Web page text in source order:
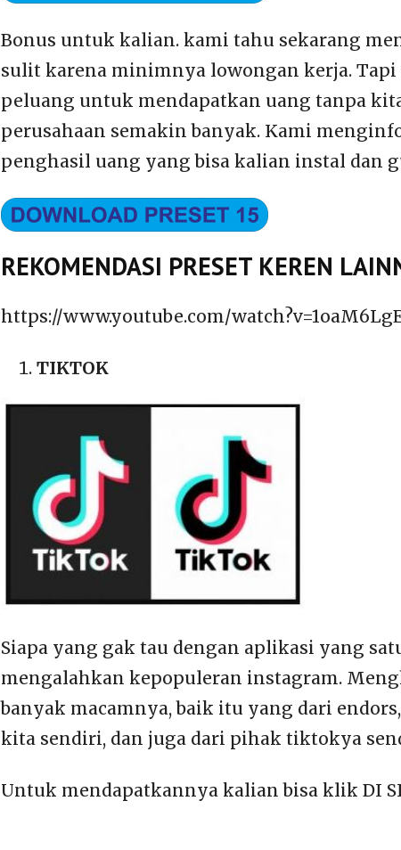
Bonus untuk kalian. kami tahu sekarang
sulit karena minimnya lowongan kerja.
peluang untuk mendapatkan uang tanpa
perusahaan semakin banyak. Kami
penghasil uang yang bisa kalian instal dan
REKOMENDASI PRESET KEREN
https://www.youtube.com/
TIKTOK
Siapa yang gak tau dengan aplikasi yang
mengalahkan kepopuleran instagram.
banyak macamnya, baik itu yang dari
kita sendiri, dan juga dari pihak tiktokya
Untuk mendapatkannya kalian bisa klik DI